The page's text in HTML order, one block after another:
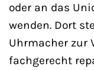
oder an das
wenden. Dort
Uhrmacher zur
fachgerecht